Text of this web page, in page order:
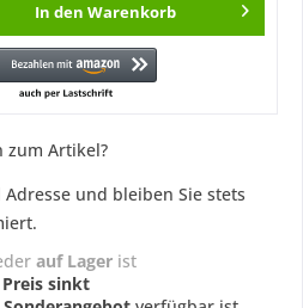
In den Warenkorb
zum Artikel?
und bleiben Sie stets
auf Lager ist
sinkt